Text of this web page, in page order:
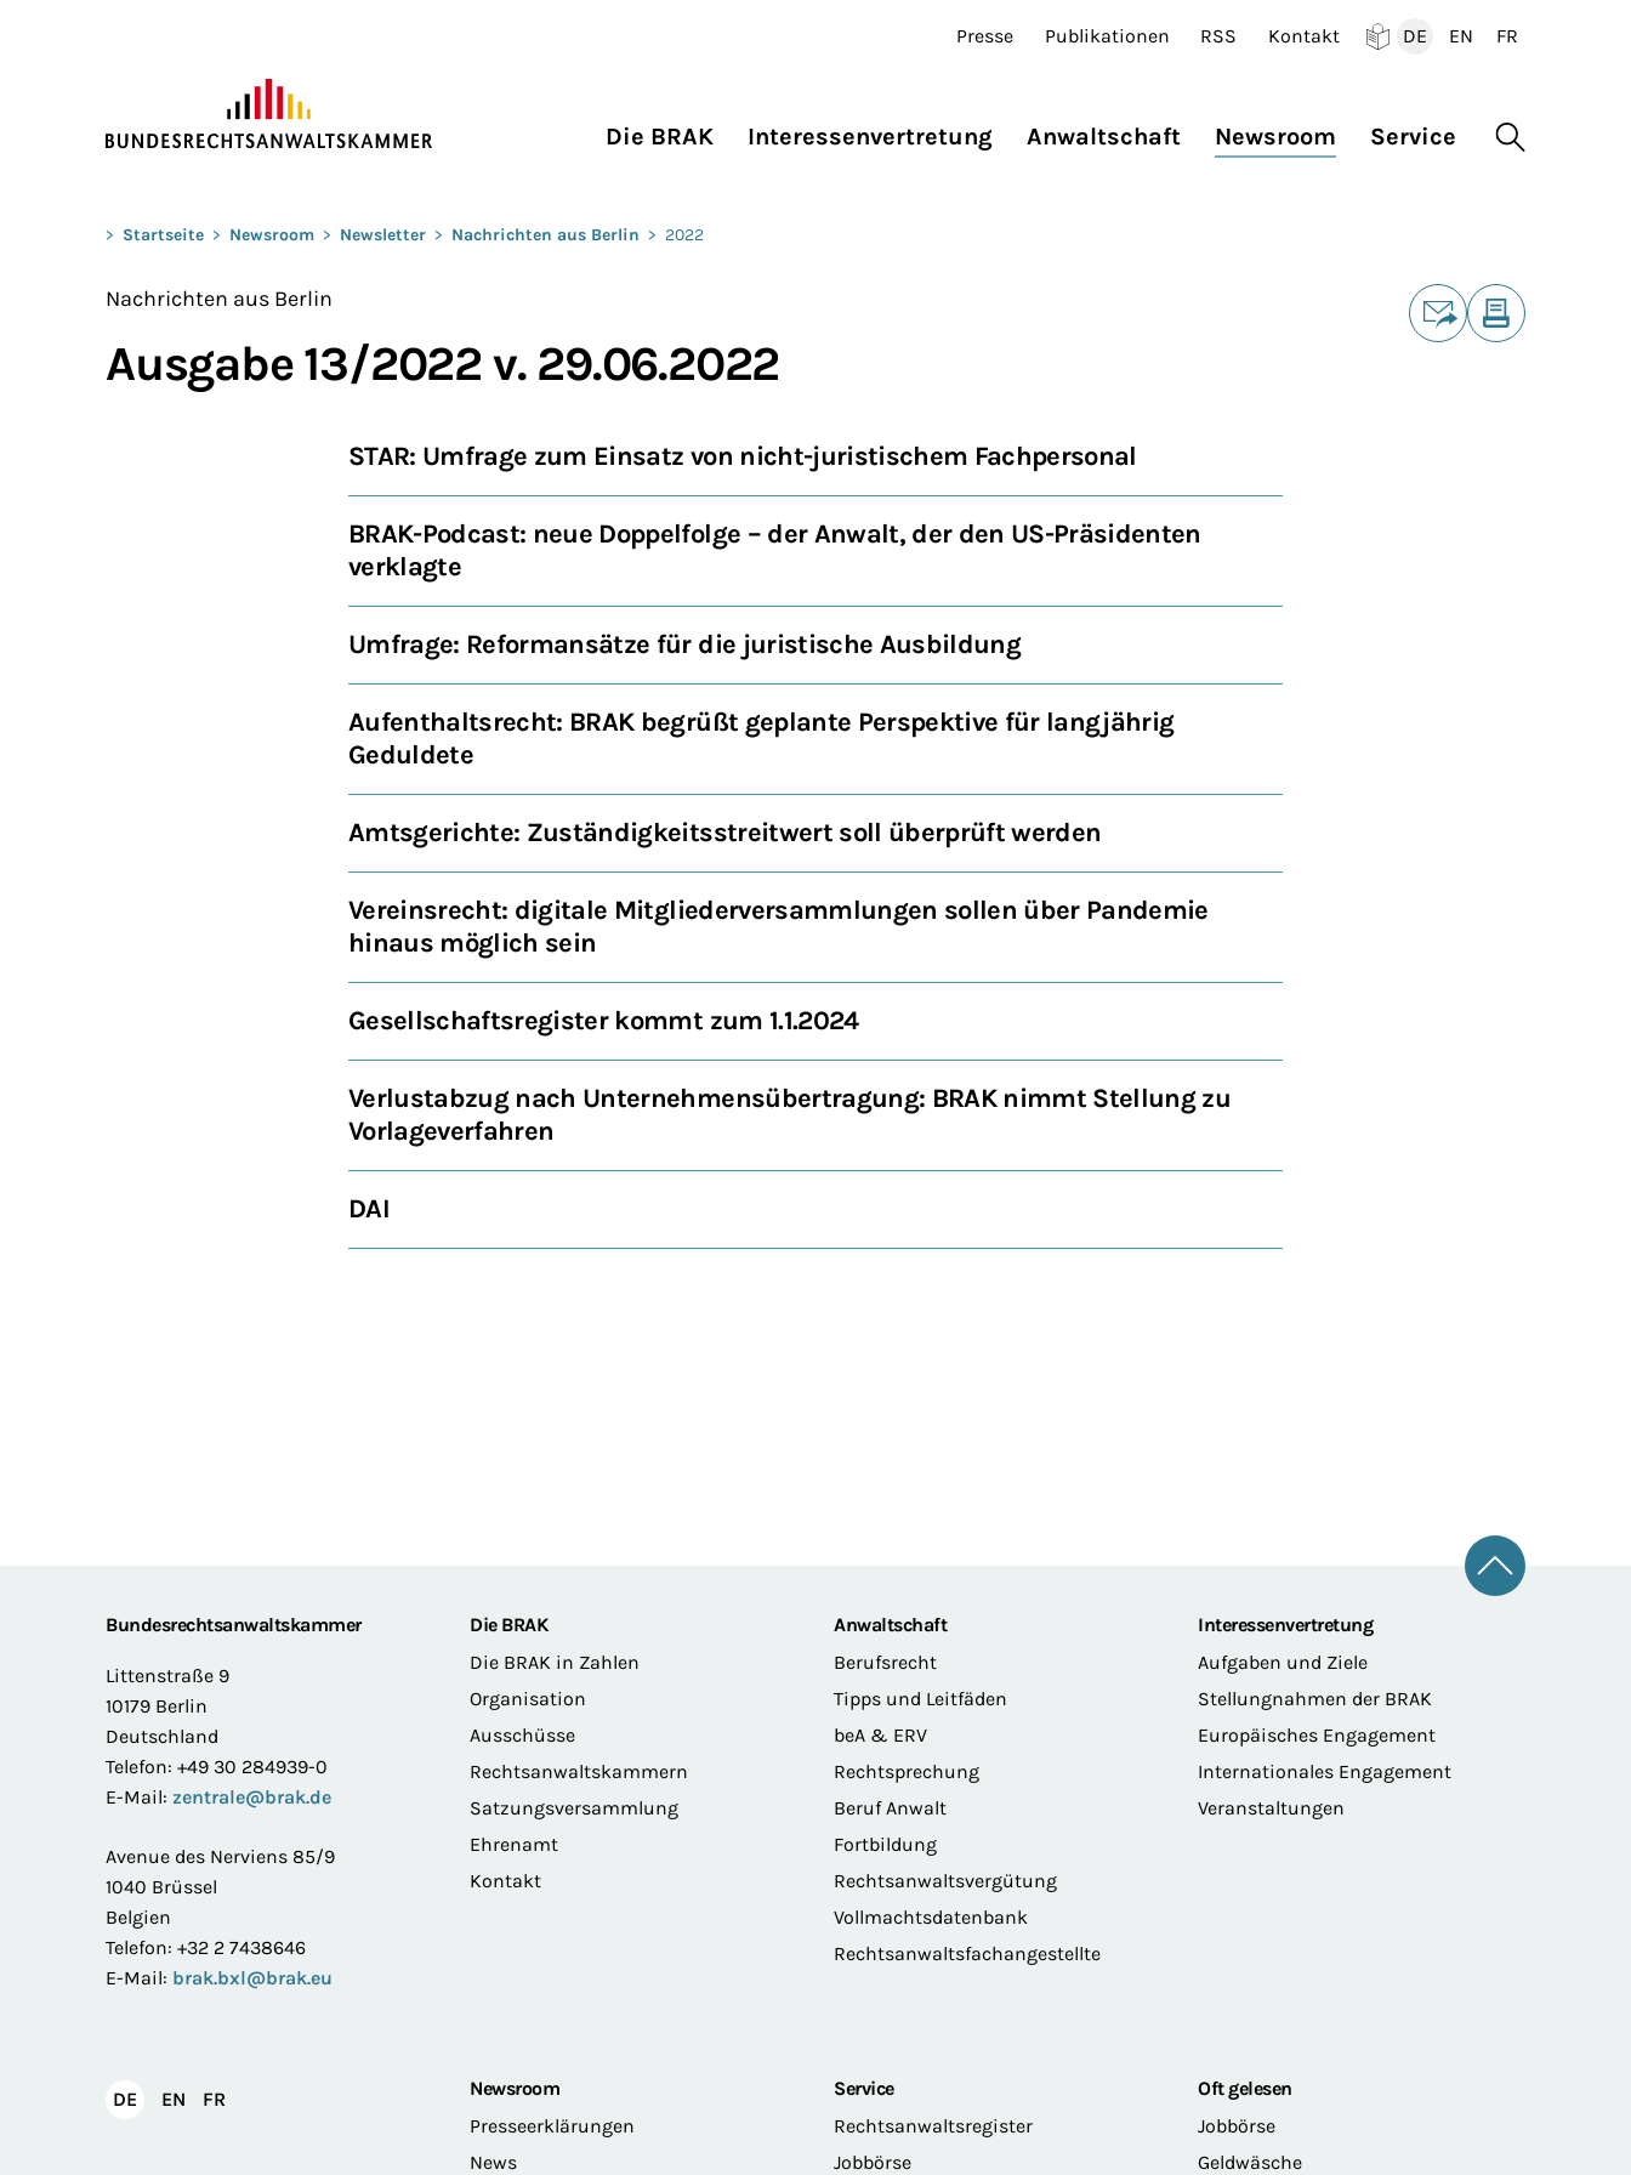
Presse Publikationen RSS Kontakt
DE
EN
FR
Die BRAK Interessenvertretung Anwaltschaft Newsroom Service Suche
Sie befinden sich hier:
> Startseite > Newsroom > Newsletter > Nachrichten aus Berlin > 2022
Nachrichten aus Berlin
Ausgabe 13/2022 v. 29.06.2022
STAR: Umfrage zum Einsatz von nicht-juristischem Fachpersonal
BRAK-Podcast: neue Doppelfolge – der Anwalt, der den US-Präsidenten
verklagte
Umfrage: Reformansätze für die juristische Ausbildung
Aufenthaltsrecht: BRAK begrüßt geplante Perspektive für langjährig
Geduldete
Amtsgerichte: Zuständigkeitsstreitwert soll überprüft werden
Vereinsrecht: digitale Mitgliederversammlungen sollen über Pandemie
hinaus möglich sein
Gesellschaftsregister kommt zum 1.1.2024
Verlustabzug nach Unternehmensübertragung: BRAK nimmt Stellung zu
Vorlageverfahren
DAI
Footer
Zum
Bundesrechtsanwaltskammer
Littenstraße 9
10179 Berlin
Deutschland
Telefon: +49 30 284939-0
E-Mail: zentrale@brak.de
Avenue des Nerviens 85/9
1040 Brüssel
Belgien
Telefon: +32 2 7438646
E-Mail: brak.bxl@brak.eu
Die BRAK
Die BRAK in Zahlen
Organisation
Ausschüsse
Rechtsanwaltskammern
Satzungsversammlung
Ehrenamt
Kontakt
Anwaltschaft
Berufsrecht
Tipps und Leitfäden
beA & ERV
Rechtsprechung
Beruf Anwalt
Fortbildung
Rechtsanwaltsvergütung
Vollmachtsdatenbank
Rechtsanwaltsfachangestellte
Interessenvertretung
Aufgaben und Ziele
Stellungnahmen der BRAK
Europäisches Engagement
Internationales Engagement
Veranstaltungen
DEDeutsch
EN English
FR
Newsroom
Presseerklärungen
News
Service
Rechtsanwaltsregister
Jobbörse
Oft gelesen
Jobbörse
Geldwäsche